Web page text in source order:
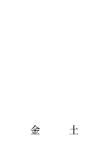
金
土